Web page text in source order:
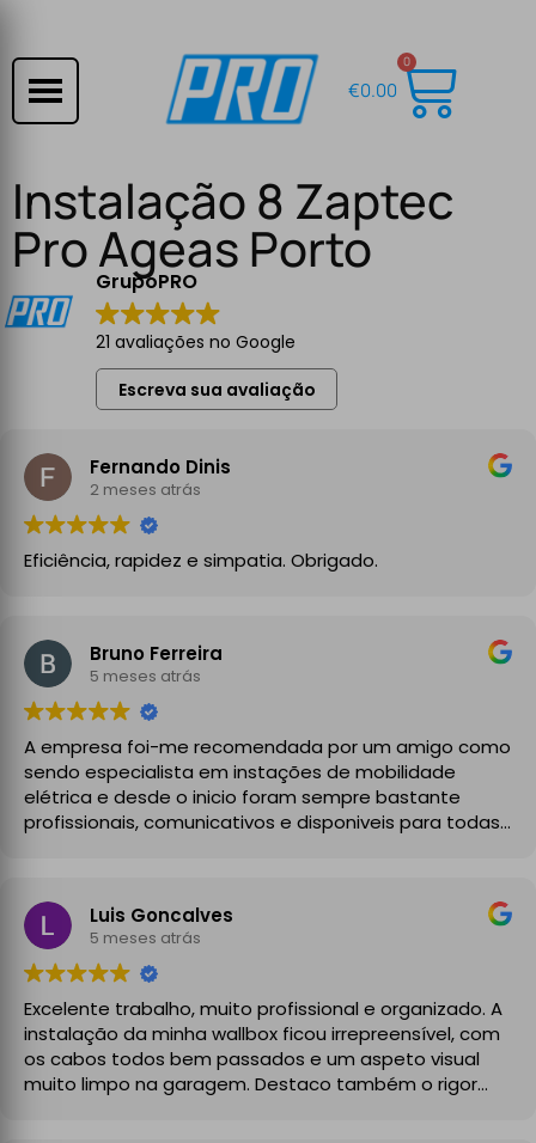
€0.00
0
Instalação 8 Zaptec
Pro Ageas Porto
GrupoPRO
21 avaliações no Google
Escreva sua avaliação
Fernando Dinis
2 meses atrás
Eficiência, rapidez e simpatia. Obrigado.
Bruno Ferreira
5 meses atrás
A empresa foi-me recomendada por um amigo como
sendo especialista em instações de mobilidade
elétrica e desde o inicio foram sempre bastante
profissionais, comunicativos e disponiveis para todas
A instalação de tomada reforçada em garagem
partilhada correu na perfeição e nos prazos
combinados, sendo que fizeram toda a limpeza e
explicações necessárias. Recomendado
Luis Goncalves
5 meses atrás
Excelente trabalho, muito profissional e organizado. A
instalação da minha wallbox ficou irrepreensível, com
os cabos todos bem passados e um aspeto visual
muito limpo na garagem. Destaco também o rigor